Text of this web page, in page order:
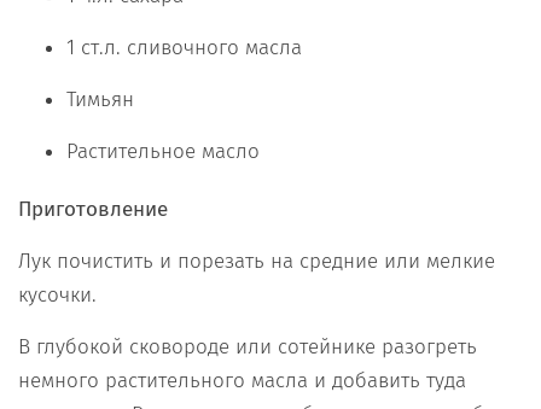
1 ст.л. сливочного масла
Тимьян
Растительное масло
Приготовление
Лук почистить и порезать на средние или мелкие
кусочки.
В глубокой сковороде или сотейнике разогреть
немного растительного масла и добавить туда